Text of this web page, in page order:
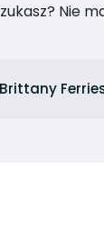
Nie